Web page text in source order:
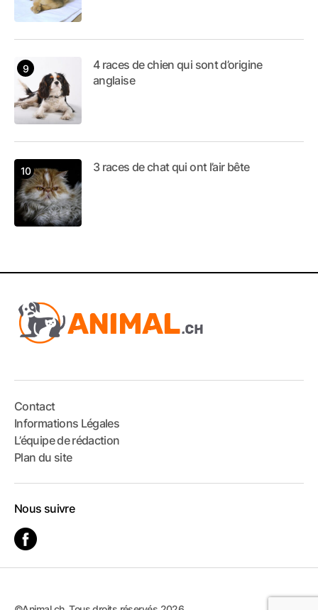
4 races de chien qui sont d’origine
anglaise
3 races de chat qui ont l’air bête
Contact
Informations Légales
L’équipe de rédaction
Plan du site
Nous suivre